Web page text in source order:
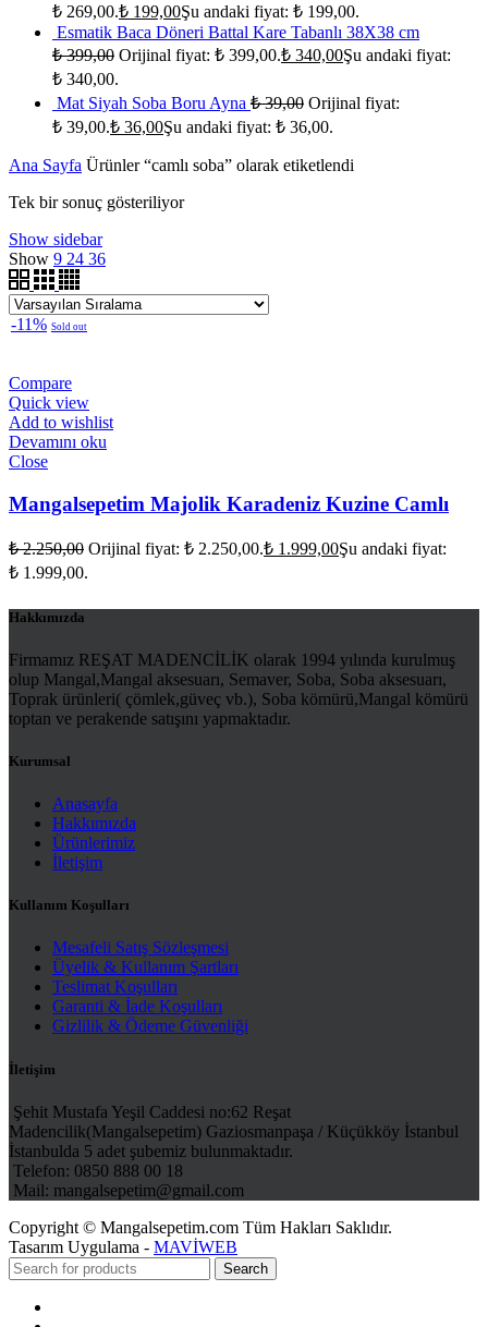
₺ 269,00.₺ 199,00Şu andaki fiyat: ₺ 199,00.
Esmatik Baca Döneri Battal Kare Tabanlı 38X38 cm
₺399,00 Orijinal fiyat: ₺ 399,00.₺ 340,00Şu andaki fiyat:
₺ 340,00.
Mat Siyah Soba Boru Ayna ₺39,00 Orijinal fiyat:
₺ 39,00.₺ 36,00Şu andaki fiyat: ₺ 36,00.
Ana Sayfa Ürünler “camlı soba” olarak etiketlendi
Tek bir sonuç gösteriliyor
Show sidebar
Show 9 24 36
-11% Sold out
Compare
Quick view
Add to wishlist
Devamını oku
Close
Mangalsepetim Majolik Karadeniz Kuzine Camlı
₺2.250,00 Orijinal fiyat: ₺ 2.250,00.₺ 1.999,00Şu andaki fiyat:
₺ 1.999,00.
Hakkımızda
Firmamız REŞAT MADENCİLİK olarak 1994 yılında kurulmuş
olup Mangal,Mangal aksesuarı, Semaver, Soba, Soba aksesuarı,
Toprak ürünleri( çömlek,güveç vb.), Soba kömürü,Mangal kömürü
toptan ve perakende satışını yapmaktadır.
Kurumsal
Anasayfa
Hakkımızda
Ürünlerimiz
İletişim
Kullanım Koşulları
Mesafeli Satış Sözleşmesi
Üyelik & Kullanım Şartları
Teslimat Koşulları
Garanti & İade Koşulları
Gizlilik & Ödeme Güvenliği
İletişim
Şehit Mustafa Yeşil Caddesi no:62 Reşat
Madencilik(Mangalsepetim) Gaziosmanpaşa / Küçükköy İstanbul
İstanbulda 5 adet şubemiz bulunmaktadır.
Telefon: 0850 888 00 18
Mail: mangalsepetim@gmail.com
Copyright © Mangalsepetim.com Tüm Hakları Saklıdır.
Tasarım Uygulama - MAVİWEB
Search